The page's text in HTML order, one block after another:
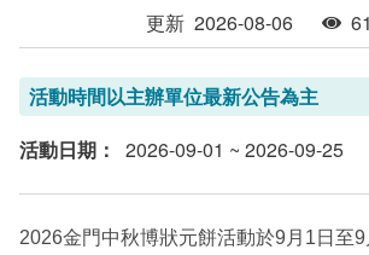
更新 2026-08-06 瀏覽
活動時間以主辦單位最新公告為主
活動日期 ： 2026-09-01 ~ 2026-09-25
2026金門中秋博狀元餅活動於9月1日至